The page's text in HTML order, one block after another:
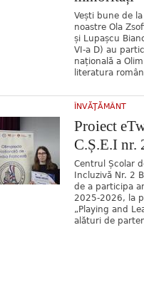
Vești bune de
noastre Ola
și Lupașcu
VI-a D) au
națională a
literatura
ÎNVĂŢĂMÂNT
Proiect
C.Ș.E.I nr.
Centrul Școlar
Incluzivă Nr. 2
de a participa
2025-2026, la
„Playing and
alături de